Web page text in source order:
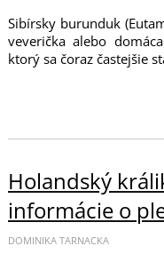
Sibírsky burunduk
veverička alebo
ktorý sa čoraz častejšie
Holandský
informácie o
DOMINIKA TARNACKA